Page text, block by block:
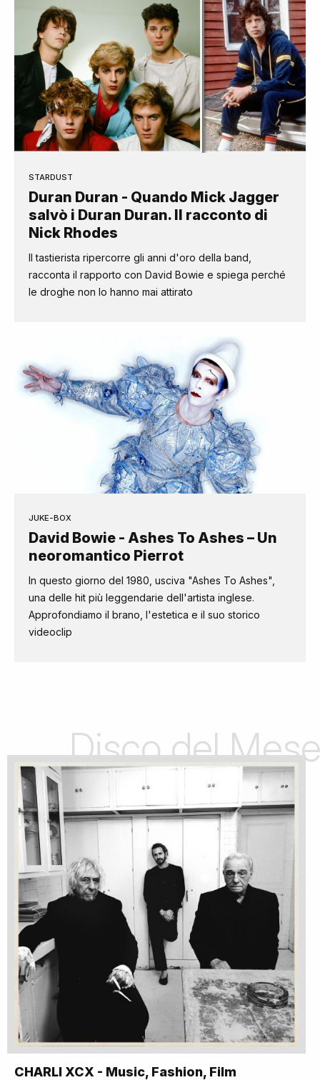
STARDUST
Duran Duran - Quando Mick Jagger
salvò i Duran Duran. Il racconto di
Nick Rhodes
Il tastierista ripercorre gli anni d'oro della band,
racconta il rapporto con David Bowie e spiega perché
le droghe non lo hanno mai attirato
JUKE-BOX
David Bowie - Ashes To Ashes – Un
neoromantico Pierrot
In questo giorno del 1980, usciva "Ashes To Ashes",
una delle hit più leggendarie dell'artista inglese.
Approfondiamo il brano, l'estetica e il suo storico
videoclip
Disco del
CHARLI XCX - Music, Fashion, Film